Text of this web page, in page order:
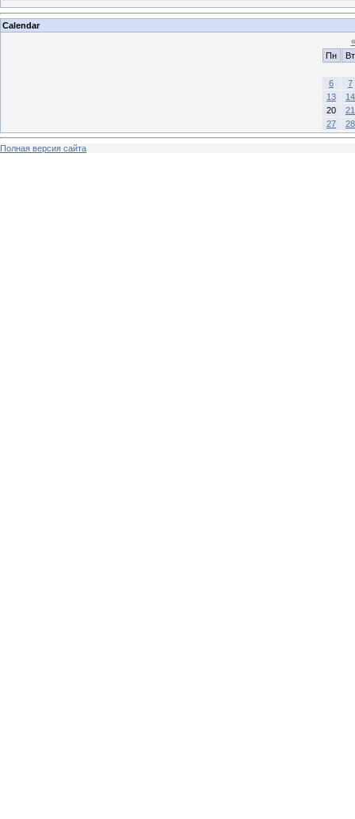
Calendar
«
Пн
Вт
6
7
13
14
20
21
27
28
Полная версия сайта